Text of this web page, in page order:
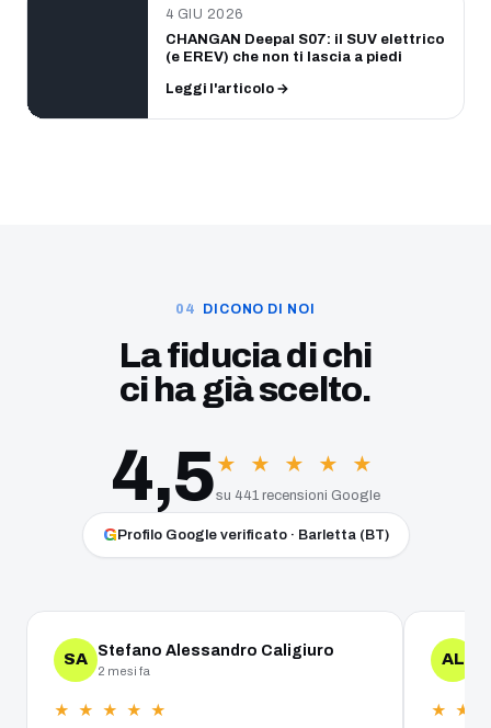
4 GIU 2026
CHANGAN Deepal S07: il SUV elettrico
(e EREV) che non ti lascia a piedi
Leggi l'articolo →
DICONO DI NOI
La fiducia di chi
ci ha già scelto.
4,5★ ★ ★ ★ ★
su 441 recensioni Google
GProfilo Google verificato · Barletta (BT)
SA Stefano Alessandro Caligiuro
2 mesi fa
★ ★ ★ ★ ★
AL
★ ★